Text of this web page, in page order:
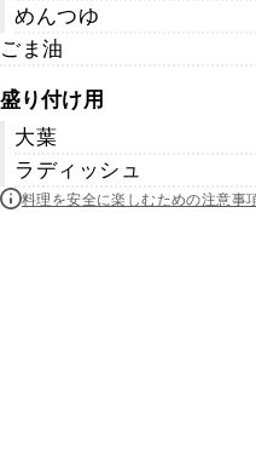
めんつゆ
ごま油
盛り付け用
大葉
ラディッシュ
料理を安全に楽しむための注意事